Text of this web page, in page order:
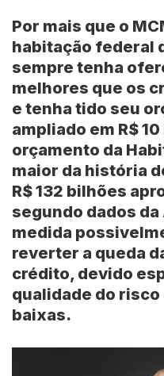
Por mais que o
habitação federal
sempre tenha
melhores que os
e tenha tido seu
ampliado em R$
orçamento da
maior da história
R$ 132 bilhões
segundo dados da
medida
reverter a queda
crédito, devido
qualidade do
baixas.